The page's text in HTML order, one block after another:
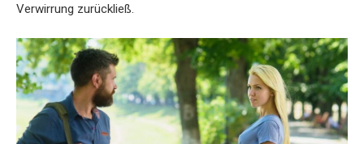
Verwirrung zurückließ.